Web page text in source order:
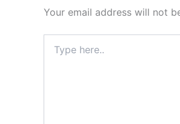
Your email address will not
here..